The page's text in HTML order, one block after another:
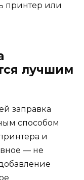
принтер или
лучшим
заправка
способом
и
— не